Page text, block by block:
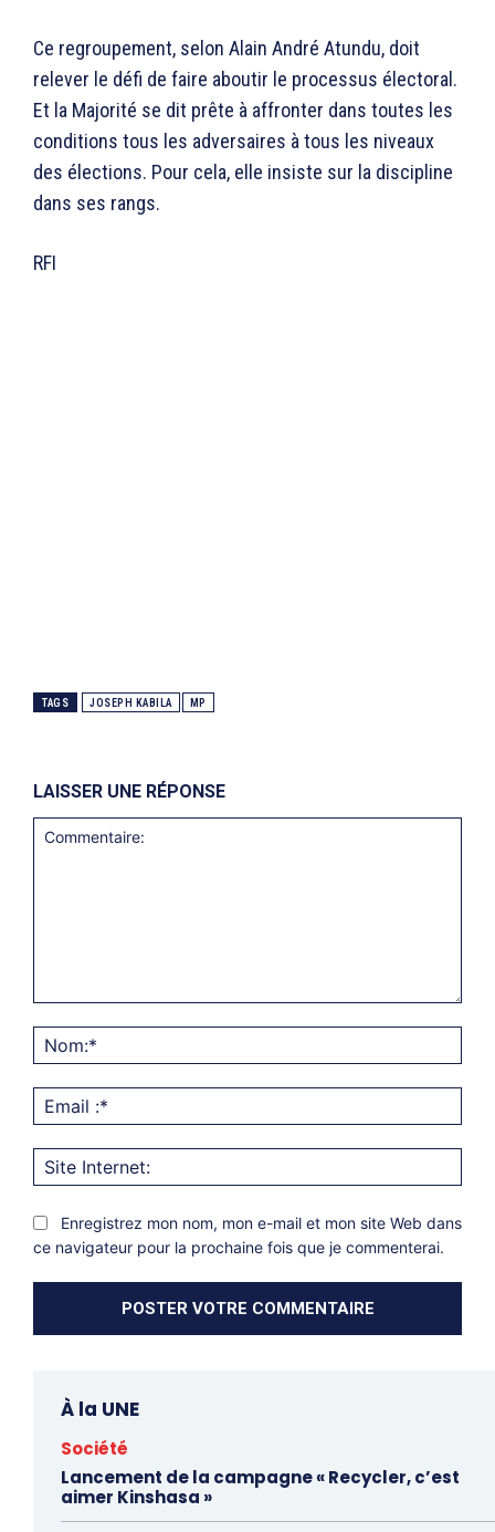
Ce regroupement, selon Alain André Atundu, doit
relever le défi de faire aboutir le processus électoral.
Et la Majorité se dit prête à affronter dans toutes les
conditions tous les adversaires à tous les niveaux
des élections. Pour cela, elle insiste sur la discipline
dans ses rangs.
RFI
TAGS JOSEPH KABILA MP
LAISSER UNE RÉPONSE
:*
Enregistrez mon nom, mon e-mail et mon site Web dans
ce navigateur pour la prochaine fois que je commenterai.
À la UNE
Société
Lancement de la campagne « Recycler, c’est
aimer Kinshasa »